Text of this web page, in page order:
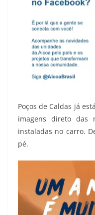
Poços de Caldas já
imagens direto das
instaladas no carro.
pé.